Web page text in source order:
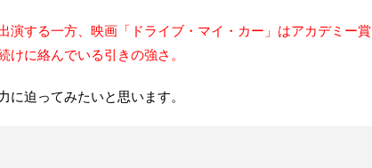
演する一方、映画「ドライブ・マイ・カー」はアカデミー賞
に絡んでいる引きの強さ。
迫ってみたいと思います。